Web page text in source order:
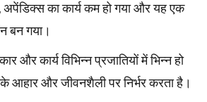
अपेंडिक्स का कार्य कम हो गया और यह एक
बन गया।
और कार्य विभिन्न प्रजातियों में भिन्न हो
आहार और जीवनशैली पर निर्भर करता है।